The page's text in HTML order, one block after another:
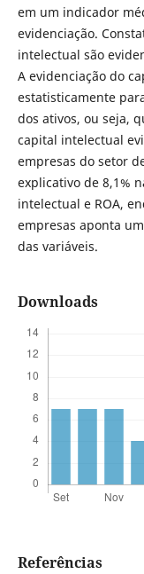
em um indicador
evidenciação.
intelectual são
A evidenciação do
estatisticamente
dos ativos, ou seja,
capital intelectual
empresas do setor
explicativo de 8,1%
intelectual e ROA,
empresas aponta
das variáveis.
Downloads
Referências